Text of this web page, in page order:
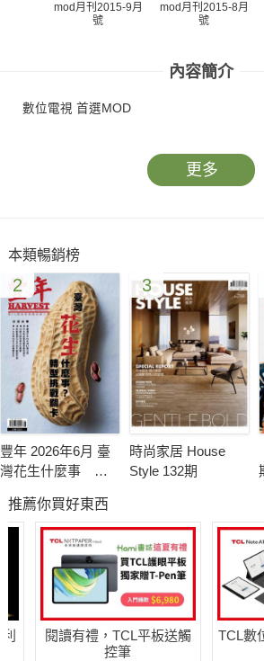
mod月刊2015-9月
號
mod月刊2015-8月
號
內容簡介
數位電視 首選MOD
更多
本類暢銷榜
2
豐年 2026年6月 臺
灣花生什麼事 轉
3
時尚家居 House
Style 132期
推薦你買好東西
閱讀有禮，TCL平板送觸
控筆
TCL數